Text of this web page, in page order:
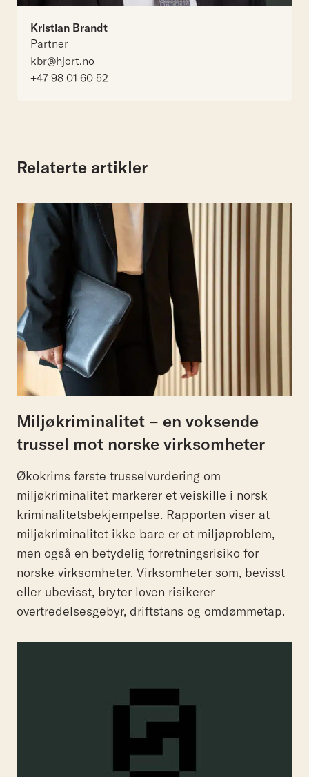
Kristian Brandt
Partner
kbr@hjort.no
+47 98 01 60 52
Relaterte artikler
Miljøkriminalitet – en voksende
trussel mot norske virksomheter
Økokrims første trusselvurdering om
miljøkriminalitet markerer et veiskille i norsk
kriminalitetsbekjempelse. Rapporten viser at
miljøkriminalitet ikke bare er et miljøproblem,
men også en betydelig forretningsrisiko for
norske virksomheter. Virksomheter som, bevisst
eller ubevisst, bryter loven risikerer
overtredelsesgebyr, driftstans og omdømmetap.